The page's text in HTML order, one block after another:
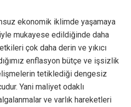
ekonomik iklimde yaşamaya
mukayese edildiğinde daha
çok daha derin ve yıkıcı
enflasyon bütçe ve işsizlik
tetiklediği dengesiz
Yani maliyet odaklı
ve varlık hareketleri